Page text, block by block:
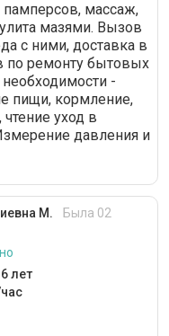
памперсов, массаж,
мазями. Вызов
с ними, доставка в
по ремонту бытовых
-
пищи, кормление,
уход в
давления и
М.
Была 02
6 лет